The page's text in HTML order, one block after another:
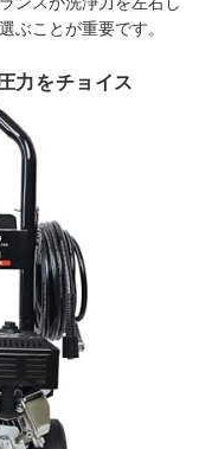
ぶことが重要です。
力をチョイス